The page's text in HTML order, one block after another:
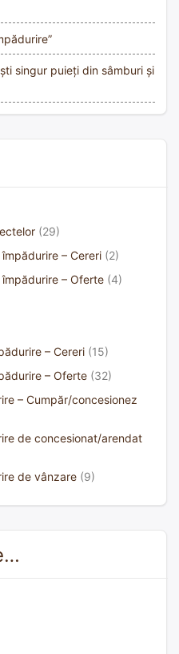
singur puieți din sâmburi și
(29)
– Cereri (2)
– Oferte (4)
– Cereri (15)
– Oferte (32)
– Cumpăr/concesionez
de concesionat/arendat
de vânzare (9)